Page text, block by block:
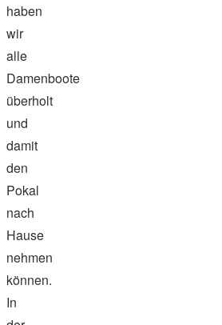
haben
wir
alle
Damenboote
überholt
und
damit
den
Pokal
nach
Hause
nehmen
können.
In